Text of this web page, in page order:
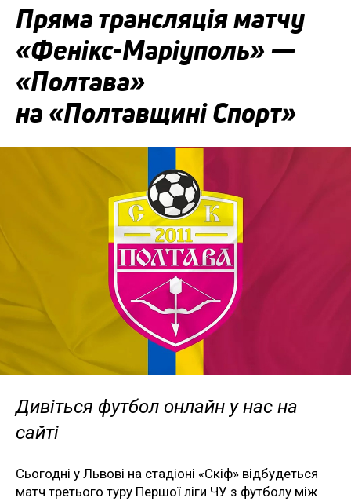
Пряма трансляція матчу
«Фенікс-Маріуполь» —
«Полтава»
на «Полтавщині Спорт»
Дивіться футбол онлайн у нас на
сайті
Сьогодні у Львові на стадіоні «Скіф» відбудеться
матч третього туру Першої ліги ЧУ з футболу між